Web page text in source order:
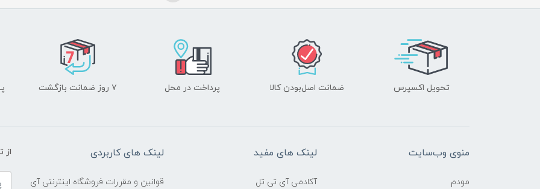
تحویل اکسپرس ضمانت اصل‌بودن کالا پرداخت در محل ۷ روز ضمانت بازگشت
منوی وب‌سایت
مودم
لینک های مفید
آکادمی آی تی تل
لینک های کاربردی
قوانین و مقررات فروشگاه اینترنتی آی
از